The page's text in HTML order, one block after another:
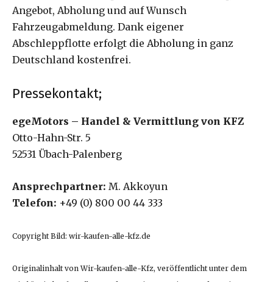
Angebot, Abholung und auf Wunsch
Fahrzeugabmeldung. Dank eigener
Abschleppflotte erfolgt die Abholung in ganz
Deutschland kostenfrei.
Pressekontakt;
egeMotors – Handel & Vermittlung von KFZ
Otto-Hahn-Str. 5
52531 Übach-Palenberg
Ansprechpartner: M. Akkoyun
Telefon: +49 (0) 800 00 44 333
Copyright Bild: wir-kaufen-alle-kfz.de
Originalinhalt von Wir-kaufen-alle-Kfz, veröffentlicht unter dem